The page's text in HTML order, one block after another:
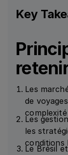
Key
Les
de
Les
les
conditions
Le Brésil